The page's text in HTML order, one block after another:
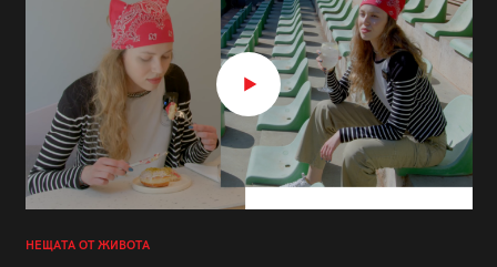
НЕЩАТА ОТ ЖИВОТА